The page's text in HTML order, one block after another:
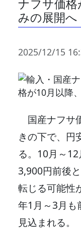
ナフサ価格
みの展開へ
2025/12/15
国産ナフサ
きの下で、円
る。10月～
3,900円前後
転じる可能性
年1月～3月も
見込まれる。